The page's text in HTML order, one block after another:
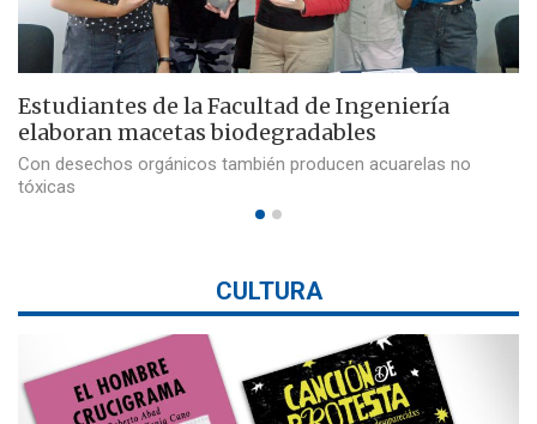
Estudiantes de la Facultad de Ingeniería
elaboran macetas biodegradables
Con desechos orgánicos también producen acuarelas no
tóxicas
CULTURA